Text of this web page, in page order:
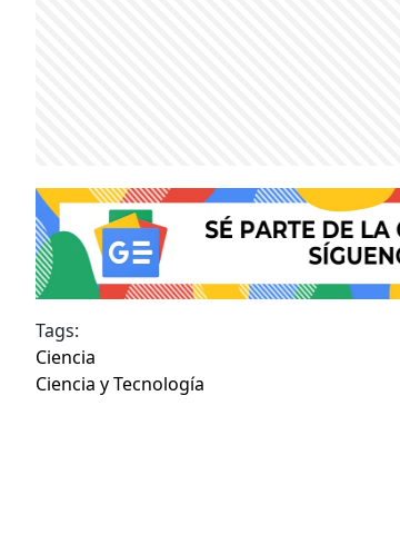
Tags:
Ciencia
Ciencia y Tecnología